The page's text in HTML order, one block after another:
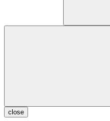
close